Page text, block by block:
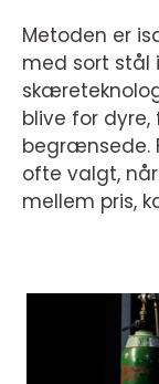
Metoden er
med sort stål
blive for
begrænsede.
ofte valgt,
mellem pris,